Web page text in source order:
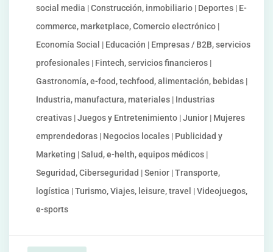
social media | Construcción, inmobiliario | Deportes | E-
commerce, marketplace, Comercio electrónico |
Economía Social | Educación | Empresas / B2B, servicios
profesionales | Fintech, servicios financieros |
Gastronomía, e-food, techfood, alimentación, bebidas |
Industria, manufactura, materiales | Industrias
creativas | Juegos y Entretenimiento | Junior | Mujeres
emprendedoras | Negocios locales | Publicidad y
Marketing | Salud, e-helth, equipos médicos |
Seguridad, Ciberseguridad | Senior | Transporte,
logística | Turismo, Viajes, leisure, travel | Videojuegos,
e-sports